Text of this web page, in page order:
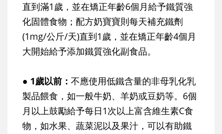
直到滿1歲，並在矯正年齡6個月給予鐵質強
化固體食物；配方奶寶寶則每天補充鐵劑
(1mg/公斤/天)直到1歲，並在矯正年齡4個月
大開始給予添加鐵質強化副食品。
● 1歲以前： 不應使用低鐵含量的非母乳化乳
製品餵食，如一般牛奶、羊奶或豆奶等。6個
月以上鼓勵給予每日1次以上富含維生素C食
物，如水果、蔬菜泥以及果汁，可以有助鐵